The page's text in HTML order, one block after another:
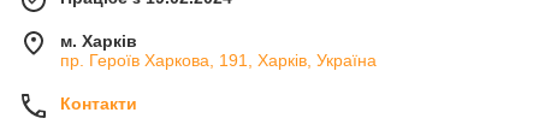
м. Харків
пр. Героїв Харкова, 191, Харків, Україна
Контакти